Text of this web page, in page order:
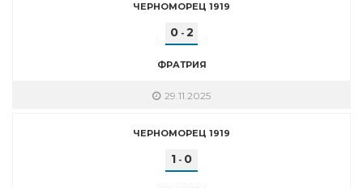
ЧЕРНОМОРЕЦ 1919
0- 2
ФРАТРИЯ
29.11.2025
ЧЕРНОМОРЕЦ 1919
1 - 0